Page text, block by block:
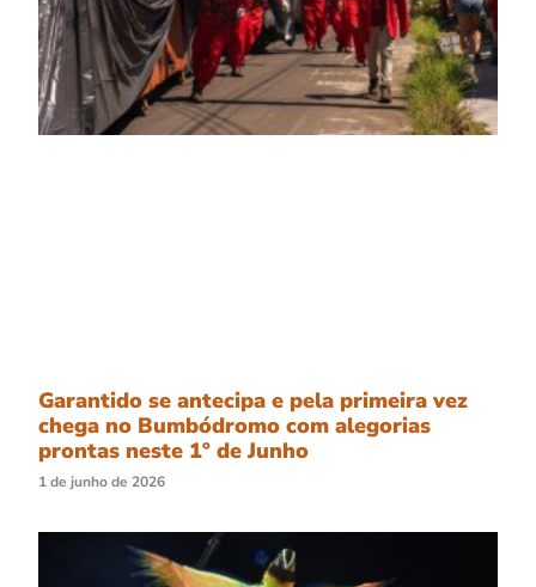
Garantido se antecipa e pela primeira vez
chega no Bumbódromo com alegorias
prontas neste 1º de Junho
1 de junho de 2026